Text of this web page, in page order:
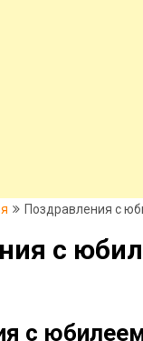
Поздравления с
с
с